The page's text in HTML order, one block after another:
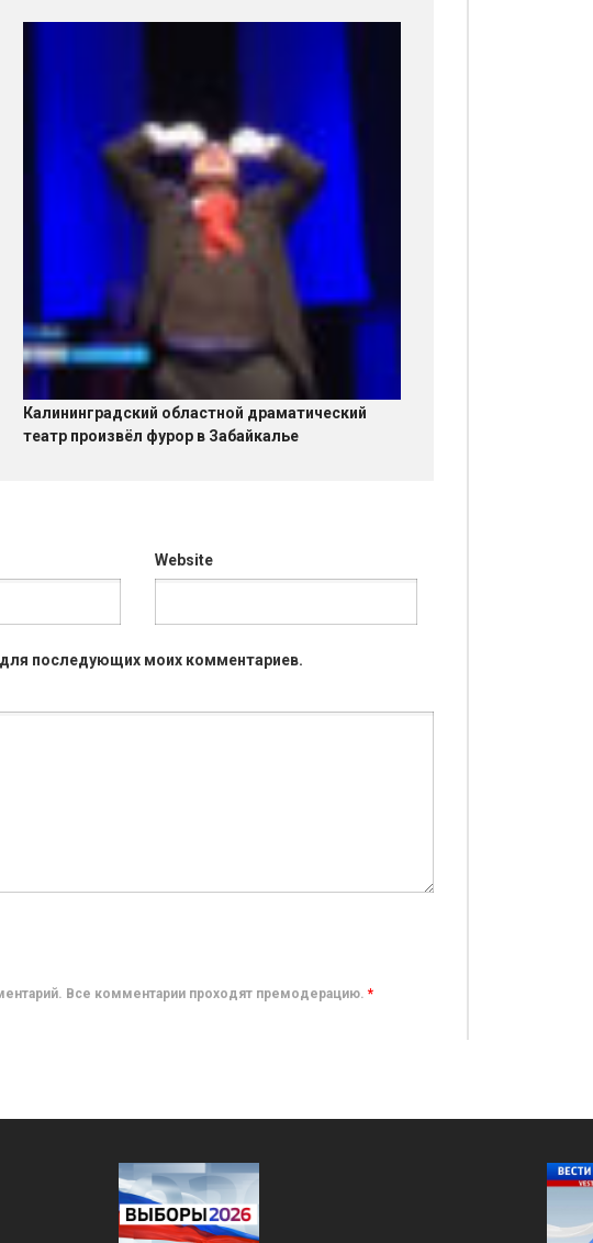
Калининградский областной драматический
театр произвёл фурор в Забайкалье
Website
для последующих моих комментариев.
Все комментарии проходят премодерацию. *